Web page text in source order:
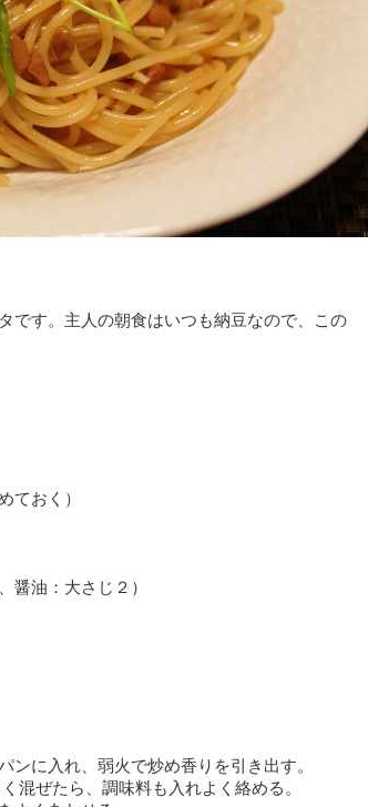
です。主人の朝食はいつも納豆なので、この
く）
醤油：大さじ２）
ンに入れ、弱火で炒め香りを引き出す。
混ぜたら、調味料も入れよく絡める。